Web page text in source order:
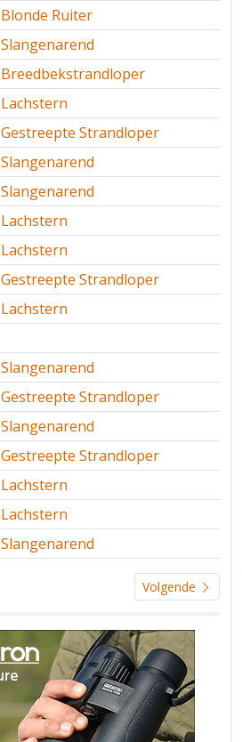
Blonde Ruiter
Slangenarend
Breedbekstrandloper
Lachstern
Gestreepte Strandloper
Slangenarend
Slangenarend
Lachstern
Lachstern
Gestreepte Strandloper
Lachstern
Slangenarend
Gestreepte Strandloper
Slangenarend
Gestreepte Strandloper
Lachstern
Lachstern
Slangenarend
Volgende